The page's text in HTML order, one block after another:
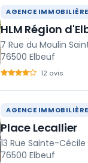
AGENCE IMMOBILIÈRE
HLM Région
7 Rue du Moulin
76500 Elbeuf
12 avis
AGENCE IMMOBILIÈRE
Place Lecallier
13 Rue Sainte-Cécile
76500 Elbeuf